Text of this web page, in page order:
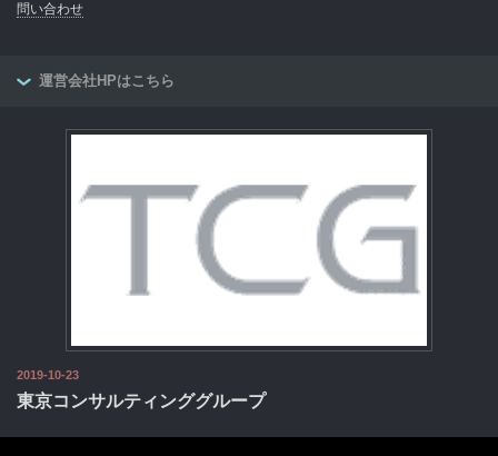
問い合わせ
運営会社HPはこちら
2019-10-23
東京コンサルティンググループ